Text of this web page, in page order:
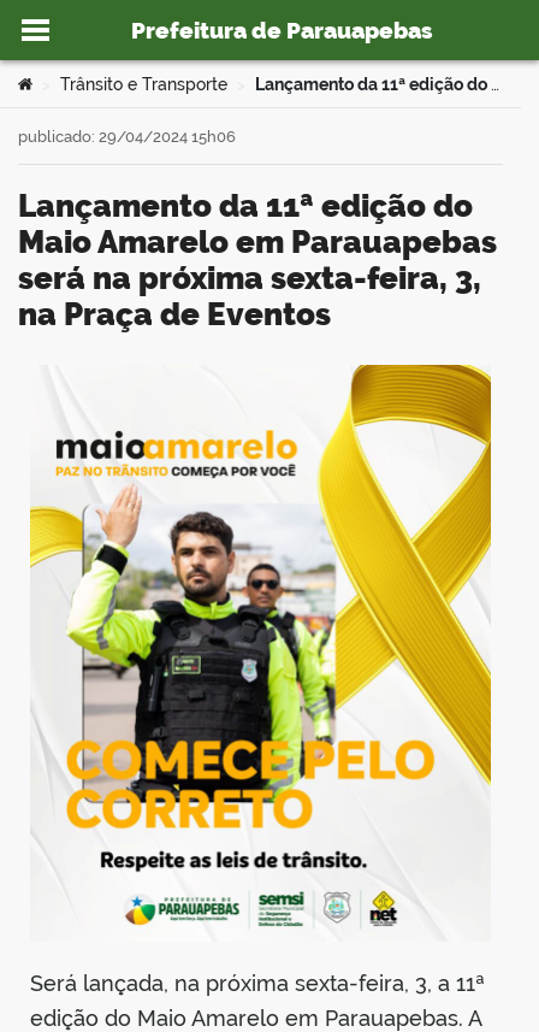
Ir para o conteúdo
Prefeitura de Parauapebas
portal
Você está aqui:
Trânsito e Transporte Lançamento da 11ª edição do Maio Amarelo em Parauapebas será na próxima sexta-feira, 3, na Praça de Eventos
Lançamento da 11ª edição do
Maio Amarelo em Parauapebas
será na próxima sexta-feira, 3,
na Praça de Eventos
publicado: 29/04/2024 15h06
Será lançada, na próxima sexta-feira, 3, a 11ª
edição do Maio Amarelo em Parauapebas. A